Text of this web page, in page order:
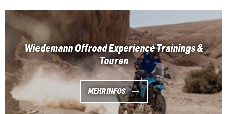
Wiedemann Offroad Experience Trainings &
Touren
MEHR INFOS